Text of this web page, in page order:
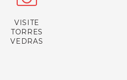
VISITE
TORRES
VEDRAS